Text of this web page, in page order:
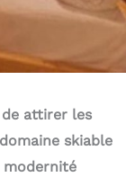
attirer les
skiable
modernité